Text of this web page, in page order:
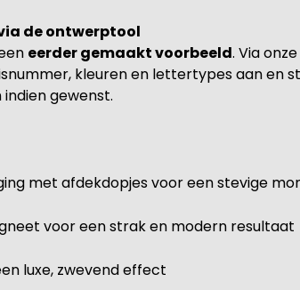
de ontwerptool
eerder gemaakt voorbeeld. Via
kleuren en lettertypes aan en
gewenst.
met afdekdopjes voor een stevige
voor een strak en modern resultaat
luxe, zwevend effect